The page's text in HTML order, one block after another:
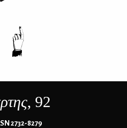
, 92
2732-8279